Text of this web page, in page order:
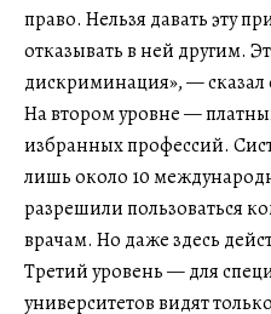
право. Нельзя давать эту
отказывать в ней другим.
дискриминация», — сказал
На втором уровне —
избранных профессий.
лишь около 10
разрешили пользоваться
врачам. Но даже здесь
Третий уровень — для
университетов видят